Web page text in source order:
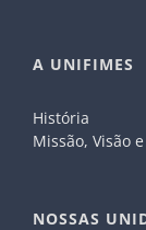
A UNIFIMES
História
Missão, Visão
NOSSAS